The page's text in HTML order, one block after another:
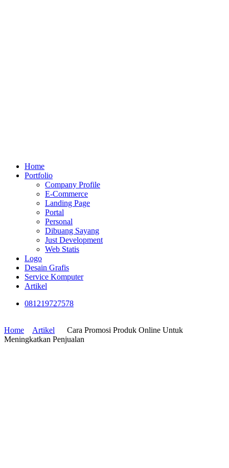
Home
Portfolio
Company Profile
E-Commerce
Landing Page
Portal
Personal
Dibuang Sayang
Just Development
Web Statis
Logo
Desain Grafis
Service Komputer
Artikel
081219727578
Home Artikel
Cara Promosi Produk Online Untuk
Meningkatkan Penjualan